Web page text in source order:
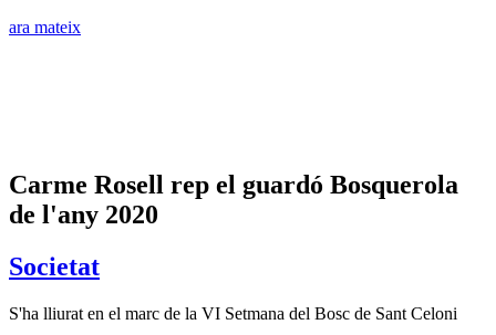
ara mateix
Carme Rosell rep el guardó Bosquerola
de l'any 2020
Societat
S'ha lliurat en el marc de la VI Setmana del Bosc de Sant Celoni